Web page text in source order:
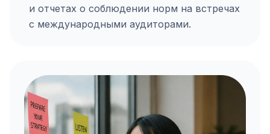
и отчетах о соблюдении норм на встречах
с международными аудиторами.